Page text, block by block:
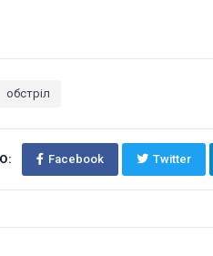
обстріл
Facebook Twitter